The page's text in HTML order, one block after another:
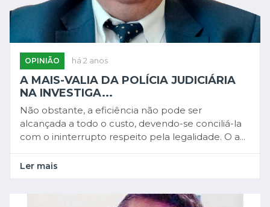
OPINIÃO há 2 anos
A MAIS-VALIA DA POLÍCIA JUDICIÁRIA
NA INVESTIGA...
Não obstante, a eficiência não pode ser
alcançada a todo o custo, devendo-se conciliá-la
com o ininterrupto respeito pela legalidade. O a...
Ler mais